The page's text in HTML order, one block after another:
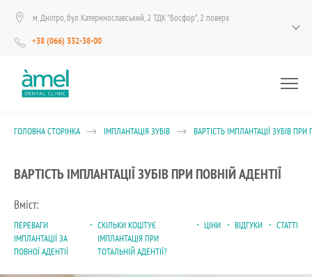
м. Дніпро, бул. Катеринославський, 2 ТДК "Босфор", 2 поверх
+38 (066) 332-38-00
ГОЛОВНА СТОРІНКА ІМПЛАНТАЦІЯ ЗУБІВ ВАРТІСТЬ ІМПЛАНТАЦІЇ ЗУБІВ ПРИ
ВАРТІСТЬ ІМПЛАНТАЦІЇ ЗУБІВ ПРИ ПОВНІЙ АДЕНТІЇ
Вміст:
ПЕРЕВАГИ
ІМПЛАНТАЦІЇ ЗА
ПОВНОЇ АДЕНТІЇ
СКІЛЬКИ КОШТУЄ
ІМПЛАНТАЦІЯ ПРИ
ТОТАЛЬНІЙ АДЕНТІЇ?
ЦІНИ ВІДГУКИ СТАТТІ